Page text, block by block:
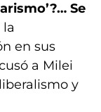
Se
la
en sus
a Milei
y